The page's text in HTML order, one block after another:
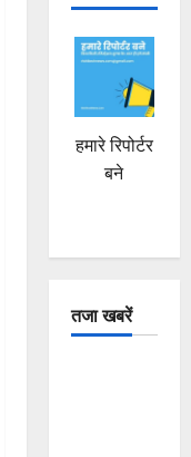
हमारे रिपोर्टर
बने
तजा खबरें